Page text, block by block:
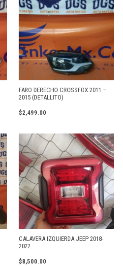
FARO DERECHO CROSSFOX 2011 –
2015 (DETALLITO)
$2,499.00
CALAVERA IZQUIERDA JEEP 2018-
2022
$8,500.00